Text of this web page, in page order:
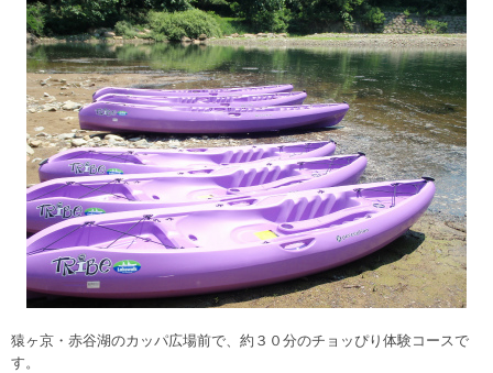
猿ヶ京・赤谷湖のカッパ広場前で、約３０分のチョッぴり体験コースで
す。